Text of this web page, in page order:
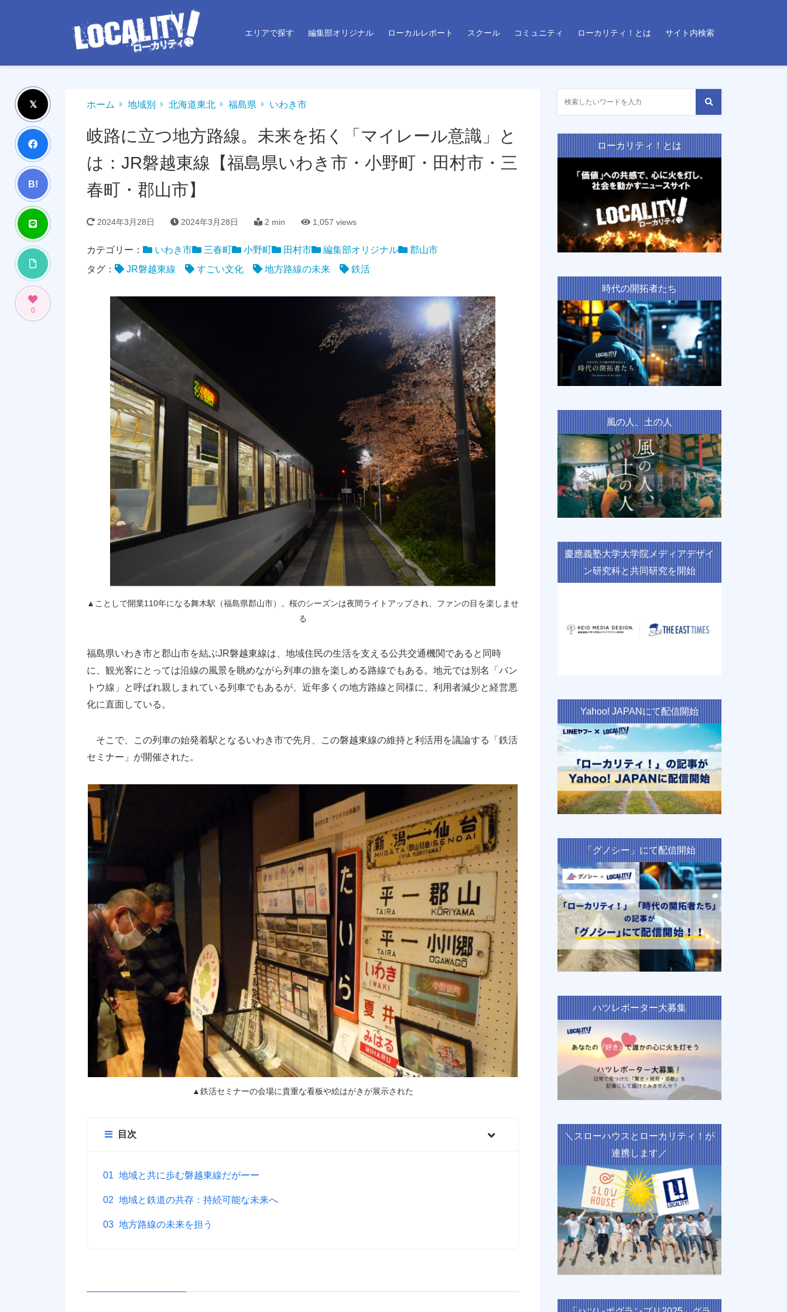
エリアで探す 編集部オリジナル ローカルレポート スクール コミュニティ ローカリティ！とは サイト内検索
B!
0
ホーム 地域別 北海道東北 福島県 いわき市
岐路に立つ地方路線。未来を拓く「マイレール意識」と
は：JR磐越東線【福島県いわき市・小野町・田村市・三
春町・郡山市】
2024年3月28日 2024年3月28日 2 min 1,057 views
カテゴリー： いわき市 三春町 小野町 田村市 編集部オリジナル
郡山市
タグ：
JR磐越東線 すごい文化 地方路線の未来 鉄活
▲ことしで開業110年になる舞木駅（福島県郡山市）。桜のシーズンは夜間ライトアップされ、ファンの目を楽しませ
る
福島県いわき市と郡山市を結ぶJR磐越東線は、地域住民の生活を支える公共交通機関であると同時
に、観光客にとっては沿線の風景を眺めながら列車の旅を楽しめる路線でもある。地元では別名「バン
トウ線」と呼ばれ親しまれている列車でもあるが、近年多くの地方路線と同様に、利用者減少と経営悪
化に直面している。
そこで、この列車の始発着駅となるいわき市で先月、この磐越東線の維持と利活用を議論する「鉄活
セミナー」が開催された。
▲鉄活セミナーの会場に貴重な看板や絵はがきが展示された
目次
地域と共に歩む磐越東線だがーー
地域と鉄道の共存：持続可能な未来へ
地方路線の未来を担う
ローカリティ！とは
時代の開拓者たち
風の人、土の人
慶應義塾大学大学院メディアデザイ
ン研究科と共同研究を開始
Yahoo! JAPANにて配信開始
「グノシー」にて配信開始
ハツレポーター大募集
＼スローハウスとローカリティ！が
連携します／